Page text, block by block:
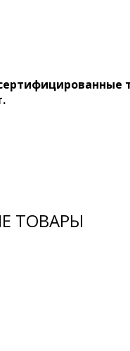
ТОВАРЫ